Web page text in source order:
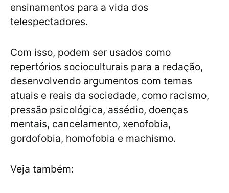
ensinamentos para a vida dos
telespectadores.
Com isso, podem ser usados como
repertórios socioculturais para a redação,
desenvolvendo argumentos com temas
atuais e reais da sociedade, como racismo,
pressão psicológica, assédio, doenças
mentais, cancelamento, xenofobia,
gordofobia, homofobia e machismo.
Veja também: